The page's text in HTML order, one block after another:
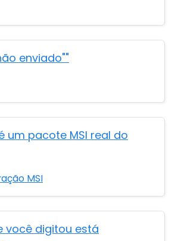
enviado""
um pacote MSI real do
MSI
você digitou está